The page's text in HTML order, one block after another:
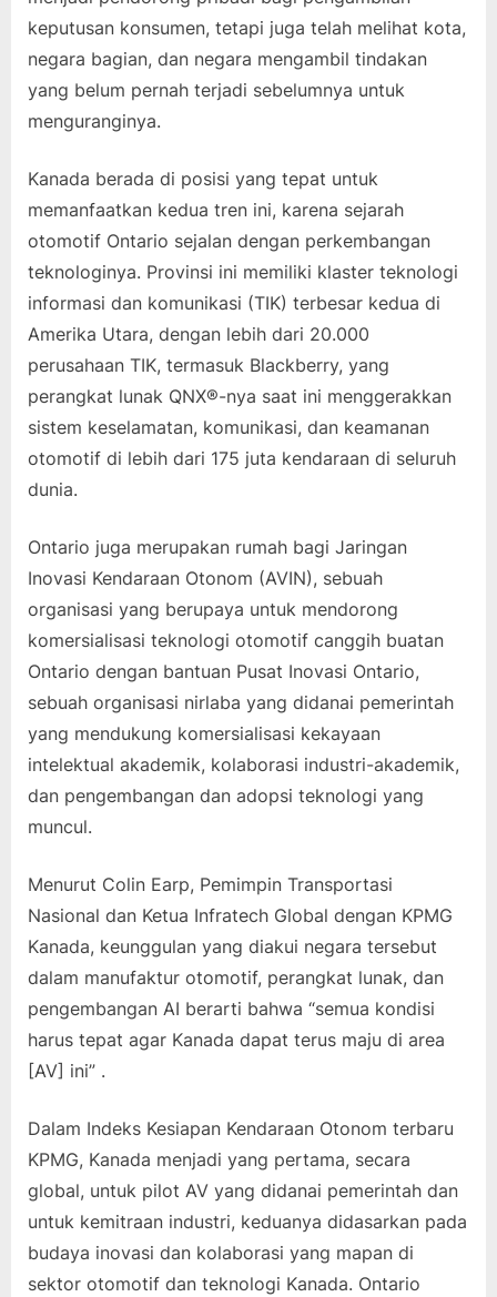
keputusan konsumen, tetapi juga telah melihat kota,
negara bagian, dan negara mengambil tindakan
yang belum pernah terjadi sebelumnya untuk
menguranginya.
Kanada berada di posisi yang tepat untuk
memanfaatkan kedua tren ini, karena sejarah
otomotif Ontario sejalan dengan perkembangan
teknologinya. Provinsi ini memiliki klaster teknologi
informasi dan komunikasi (TIK) terbesar kedua di
Amerika Utara, dengan lebih dari 20.000
perusahaan TIK, termasuk Blackberry, yang
perangkat lunak QNX®-nya saat ini menggerakkan
sistem keselamatan, komunikasi, dan keamanan
otomotif di lebih dari 175 juta kendaraan di seluruh
dunia.
Ontario juga merupakan rumah bagi Jaringan
Inovasi Kendaraan Otonom (AVIN), sebuah
organisasi yang berupaya untuk mendorong
komersialisasi teknologi otomotif canggih buatan
Ontario dengan bantuan Pusat Inovasi Ontario,
sebuah organisasi nirlaba yang didanai pemerintah
yang mendukung komersialisasi kekayaan
intelektual akademik, kolaborasi industri-akademik,
dan pengembangan dan adopsi teknologi yang
muncul.
Menurut Colin Earp, Pemimpin Transportasi
Nasional dan Ketua Infratech Global dengan KPMG
Kanada, keunggulan yang diakui negara tersebut
dalam manufaktur otomotif, perangkat lunak, dan
pengembangan AI berarti bahwa “semua kondisi
harus tepat agar Kanada dapat terus maju di area
[AV] ini” .
Dalam Indeks Kesiapan Kendaraan Otonom terbaru
KPMG, Kanada menjadi yang pertama, secara
global, untuk pilot AV yang didanai pemerintah dan
untuk kemitraan industri, keduanya didasarkan pada
budaya inovasi dan kolaborasi yang mapan di
sektor otomotif dan teknologi Kanada. Ontario